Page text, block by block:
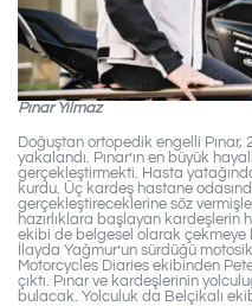
Pınar Yılmaz
Doğuştan ortopedik engelli Pınar,
yakalandı. Pınar’ın en büyük
gerçekleştirmekti. Hasta
kurdu. Üç kardeş hastane
gerçekleştireceklerine söz
hazırlıklara başlayan kardeşlerin
ekibi de belgesel olarak çekmeye
İlayda Yağmur’un sürdüğü
Motorcycles Diaries ekibinden
çıktı. Pınar ve kardeşlerinin
bulacak. Yolculuk da Belçikalı